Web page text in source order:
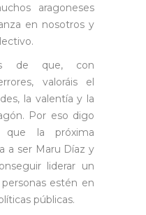
aragoneses
en nosotros y
de que, con
valoráis el
la valentía y la
Por eso digo
la próxima
a ser Maru Díaz y
liderar un
estén en
públicas.